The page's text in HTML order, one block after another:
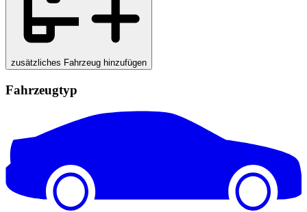
zusätzliches Fahrzeug hinzufügen
Fahrzeugtyp